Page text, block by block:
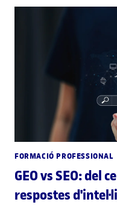
FORMACIÓ PROFESSIONAL
GEO vs SEO: del
respostes